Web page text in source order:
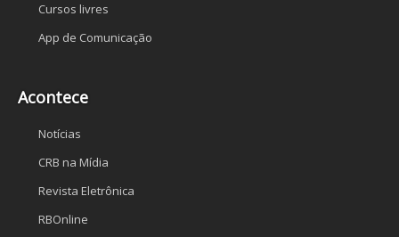
Cursos livres
App de Comunicação
Acontece
Notícias
CRB na Mídia
Revista Eletrônica
RBOnline